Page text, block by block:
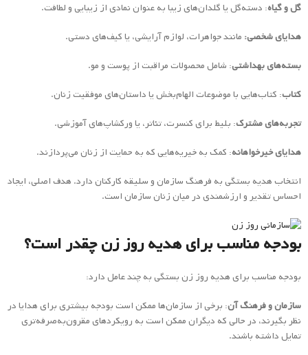
گل و گیاه: دسته‌گل یا گلدان‌های زیبا به عنوان نمادی از زیبایی و لطافت.
هدایای شخصی: مانند جواهرات، لوازم آرایشی، یا کیف‌های دستی.
بسته‌های بهداشتی: شامل محصولات مراقبت از پوست و مو.
کتاب: کتاب‌هایی با موضوعات الهام‌بخش یا داستان‌های موفقیت زنان.
تجربه‌های مشترک: بلیط برای کنسرت، تئاتر، یا ورکشاپ‌های آموزشی.
هدایای خیرخواهانه: کمک به خیریه‌هایی که به حمایت از زنان می‌پردازند.
انتخاب هدیه بستگی به فرهنگ سازمان و سلیقه کارکنان دارد. هدف اصلی، ایجاد
احساس تقدیر و ارزشمندی در میان زنان سازمان است.
بودجه مناسب برای هدیه روز زن چقدر است؟
بودجه مناسب برای هدیه روز زن بستگی به چند عامل دارد:
سازمان و فرهنگ آن: برخی از سازمان‌ها ممکن است بودجه بیشتری برای هدایا در
نظر بگیرند، در حالی که دیگران ممکن است به رویکردهای مقرون‌به‌صرفه‌تری
تمایل داشته باشند.